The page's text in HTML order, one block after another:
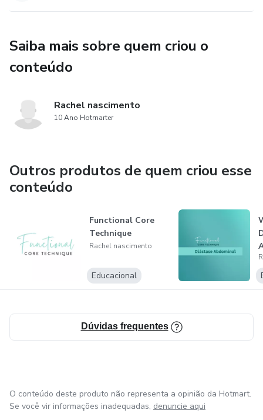
Saiba mais sobre quem criou o
conteúdo
Rachel nascimento
10 Ano Hotmarter
Outros produtos de quem criou esse
conteúdo
Functional Core
Technique
Rachel nascimento
Educacional
Dúvidas frequentes
O conteúdo deste produto não representa a opinião da Hotmart.
Se você vir informações inadequadas, denuncie aqui